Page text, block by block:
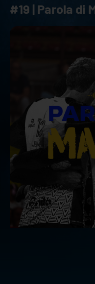
#19 | Parola di